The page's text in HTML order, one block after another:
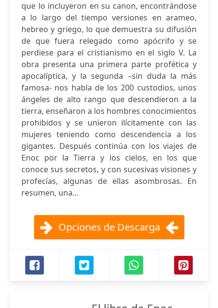
que lo incluyeron en su canon, encontrándose
a lo largo del tiempo versiones en arameo,
hebreo y griego, lo que demuestra su difusión
de que fuera relegado como apócrifo y se
perdiese para el cristianismo en el siglo V. La
obra presenta una primera parte profética y
apocalíptica, y la segunda –sin duda la más
famosa- nos habla de los 200 custodios, unos
ángeles de alto rango que descendieron a la
tierra, enseñaron a los hombres conocimientos
prohibidos y se unieron ilícitamente con las
mujeres teniendo como descendencia a los
gigantes. Después continúa con los viajes de
Enoc por la Tierra y los cielos, en los que
conoce sus secretos, y con sucesivas visiones y
profecías, algunas de ellas asombrosas. En
resumen, una...
Opciones de Descarga